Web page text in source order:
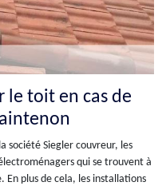
le toit en cas de
société Siegler couvreur, les
qui se trouvent à
En plus de cela, les installations